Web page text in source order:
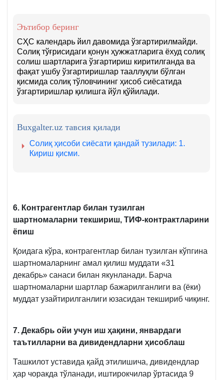
Эътибор беринг
СҲС календарь йил давомида ўзгартирилмайди.
Солиқ тўғрисидаги қонун ҳужжатларига ёхуд солиқ
солиш шартларига ўзгартириш киритилганда ва
фақат ушбу ўзгартиришлар тааллуқли бўлган
қисмида солиқ тўловчининг ҳисоб сиёсатида
ўзгартиришлар қилишга йўл қўйилади.
Buxgalter.uz тавсия қилади
Солиқ ҳисоби сиёсати қандай тузилади: 1.
Кириш қисми.
6. Контрагентлар билан тузилган
шартномаларни текшириш, ТИФ-контрактларини
ёпиш
Қоидага кўра, контрагентлар билан тузилган кўпгина
шартномаларнинг амал қилиш муддати «31
декабрь» санаси билан якунланади. Барча
шартномаларни шартлар бажарилганлиги ва (ёки)
муддат узайтирилганлиги юзасидан текшириб чиқинг.
7. Декабрь ойи учун иш ҳақини, январдаги
таътилларни ва дивидендларни ҳисоблаш
Ташкилот уставида қайд этилишича, дивидендлар
ҳар чоракда тўланади, иштирокчилар ўртасида 9